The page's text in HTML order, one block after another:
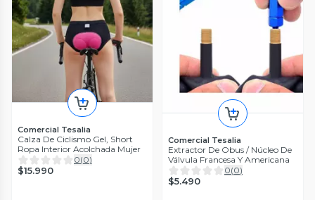
Comercial Tesalia
Calza De Ciclismo Gel, Short
Ropa Interior Acolchada Mujer
0(0)
$15.990
Comercial Tesalia
Extractor De Obus / Núcleo De
Válvula Francesa Y Americana
0(0)
$5.490